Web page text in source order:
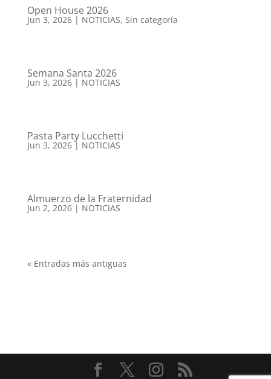
Open House 2026
Jun 3, 2026| NOTICIAS, Sin categoría
Semana Santa 2026
Jun 3, 2026| NOTICIAS
Pasta Party Lucchetti
Jun 3, 2026| NOTICIAS
Almuerzo de la Fraternidad
Jun 2, 2026| NOTICIAS
« Entradas más antiguas